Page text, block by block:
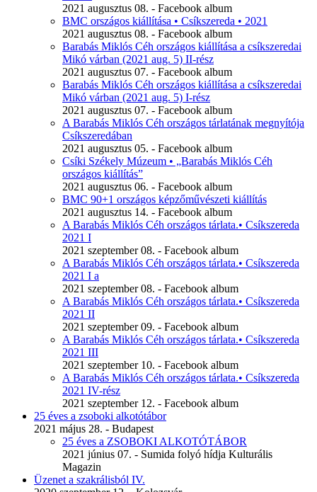
2021 augusztus 08. - Facebook album
BMC országos kiállítása • Csíkszereda • 2021
2021 augusztus 08. - Facebook album
Barabás Miklós Céh országos kiállítása a csíkszeredai
Mikó várban (2021 aug. 5) II-rész
2021 augusztus 07. - Facebook album
Barabás Miklós Céh országos kiállítása a csíkszeredai
Mikó várban (2021 aug. 5) I-rész
2021 augusztus 07. - Facebook album
A Barabás Miklós Céh országos tárlatának megnyítója
Csíkszeredában
2021 augusztus 05. - Facebook album
Csíki Székely Múzeum • „Barabás Miklós Céh
országos kiállítás”
2021 augusztus 06. - Facebook album
BMC 90+1 országos képzőművészeti kiállítás
2021 augusztus 14. - Facebook album
A Barabás Miklós Céh országos tárlata.• Csíkszereda
2021 I
2021 szeptember 08. - Facebook album
A Barabás Miklós Céh országos tárlata.• Csíkszereda
2021 I a
2021 szeptember 08. - Facebook album
A Barabás Miklós Céh országos tárlata.• Csíkszereda
2021 II
2021 szeptember 09. - Facebook album
A Barabás Miklós Céh országos tárlata.• Csíkszereda
2021 III
2021 szeptember 10. - Facebook album
A Barabás Miklós Céh országos tárlata.• Csíkszereda
2021 IV-rész
2021 szeptember 12. - Facebook album
25 éves a zsoboki alkotótábor
2021 május 28. - Budapest
25 éves a ZSOBOKI ALKOTÓTÁBOR
2021 június 07. - Sumida folyó hídja Kulturális
Magazin
Üzenet a szakrálisból IV.